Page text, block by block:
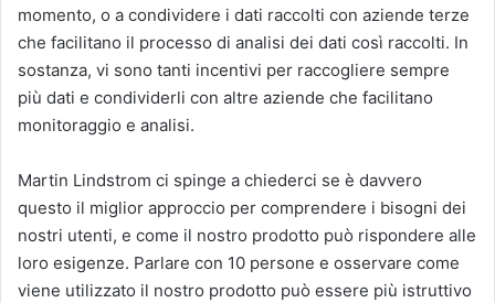
momento, o a condividere i dati raccolti con aziende terze
che facilitano il processo di analisi dei dati così raccolti. In
sostanza, vi sono tanti incentivi per raccogliere sempre
più dati e condividerli con altre aziende che facilitano
monitoraggio e analisi.
Martin Lindstrom ci spinge a chiederci se è davvero
questo il miglior approccio per comprendere i bisogni dei
nostri utenti, e come il nostro prodotto può rispondere alle
loro esigenze. Parlare con 10 persone e osservare come
viene utilizzato il nostro prodotto può essere più istruttivo